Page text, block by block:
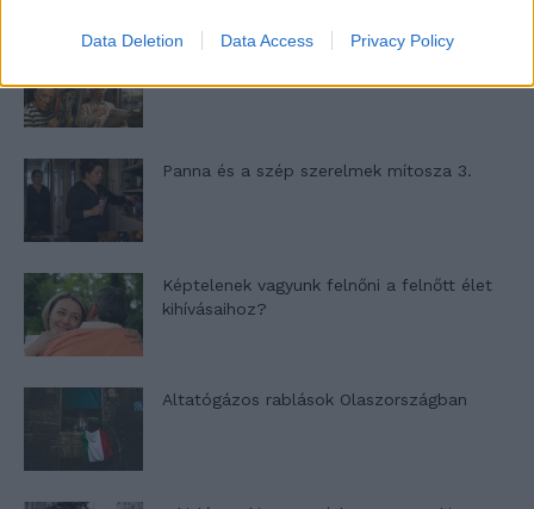
Data Deletion Data Access Privacy Policy
Nyár, nevetés, anekdoták
Panna és a szép szerelmek mítosza 3.
Képtelenek vagyunk felnőni a felnőtt élet
kihívásaihoz?
Altatógázos rablások Olaszországban